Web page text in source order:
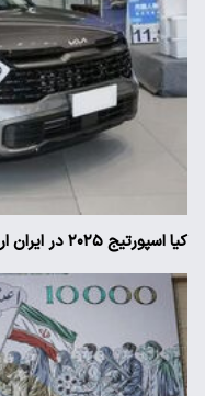
کیا اسپورتیج ۲۰۲۵ در ایران ارزش خرید دارد؟